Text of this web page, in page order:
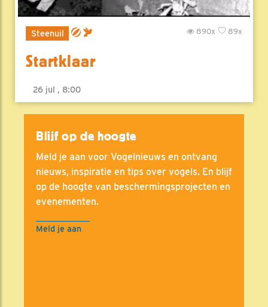
Steenuil 89x
890x
Startklaar
26 jul , 8:00
Blijf op de hoogte
Meld je aan voor Vogelnieuws en ontvang
nieuws, inspiratie en tips over vogels. En blijf
op de hoogte van beschermingsprojecten en
evenementen.
Meld je aan